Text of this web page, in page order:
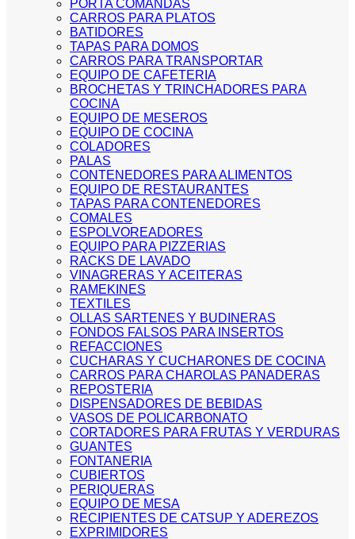
PORTA COMANDAS
CARROS PARA PLATOS
BATIDORES
TAPAS PARA DOMOS
CARROS PARA TRANSPORTAR
EQUIPO DE CAFETERIA
BROCHETAS Y TRINCHADORES PARA
COCINA
EQUIPO DE MESEROS
EQUIPO DE COCINA
COLADORES
PALAS
CONTENEDORES PARA ALIMENTOS
EQUIPO DE RESTAURANTES
TAPAS PARA CONTENEDORES
COMALES
ESPOLVOREADORES
EQUIPO PARA PIZZERIAS
RACKS DE LAVADO
VINAGRERAS Y ACEITERAS
RAMEKINES
TEXTILES
OLLAS SARTENES Y BUDINERAS
FONDOS FALSOS PARA INSERTOS
REFACCIONES
CUCHARAS Y CUCHARONES DE COCINA
CARROS PARA CHAROLAS PANADERAS
REPOSTERIA
DISPENSADORES DE BEBIDAS
VASOS DE POLICARBONATO
CORTADORES PARA FRUTAS Y VERDURAS
GUANTES
FONTANERIA
CUBIERTOS
PERIQUERAS
EQUIPO DE MESA
RECIPIENTES DE CATSUP Y ADEREZOS
EXPRIMIDORES